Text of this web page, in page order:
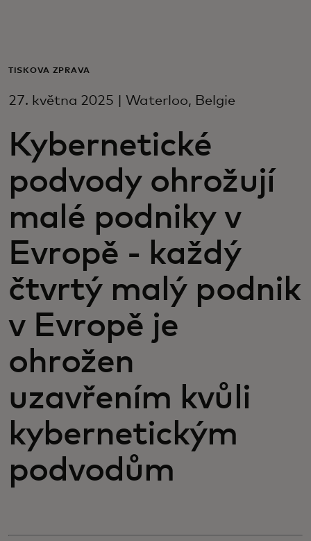
Pro firmy
Pro inovátory
Novinky a trendy
TISKOVÁ ZPRÁVA
27. května 2025 | Waterloo, Belgie
Kybernetické
podvody ohrožují
malé podniky v
Evropě - každý
čtvrtý malý podnik
v Evropě je
ohrožen
uzavřením kvůli
kybernetickým
podvodům